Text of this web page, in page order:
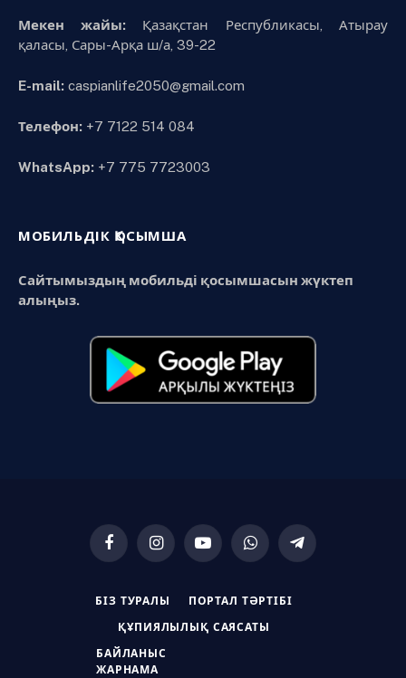
Мекен жайы:Қазақстан Республикасы, Атырау
қаласы, Сары-Арқа ш/а, 39-22
E-mail: caspianlife2050@gmail.com
Телефон: +7 7122 514 084
WhatsApp: +7 775 7723003
МОБИЛЬДІК ҚОСЫМША
Сайтымыздың мобильді қосымшасын жүктеп
алыңыз.
FacebookInstagramYouTubeWhatsAppTelegram
БІЗ ТУРАЛЫ ПОРТАЛ ТӘРТІБІ
ҚҰПИЯЛЫЛЫҚ САЯСАТЫ
БАЙЛАНЫС
ЖАРНАМА